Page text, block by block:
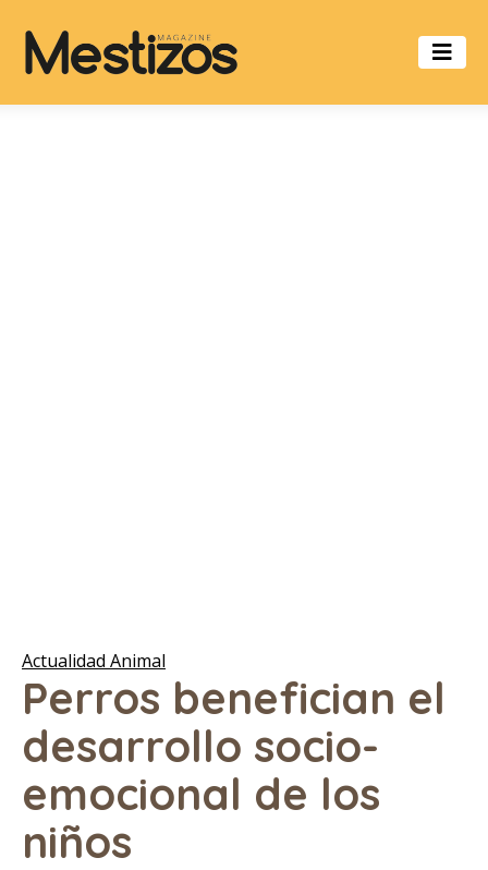
Actualidad Animal
Perros benefician el
desarrollo socio-
emocional de los
niños